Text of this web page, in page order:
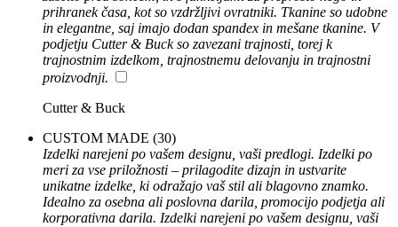
prihranek časa, kot so vzdržljivi ovratniki. Tkanine so udobne
in elegantne, saj imajo dodan spandex in mešane tkanine. V
podjetju Cutter & Buck so zavezani trajnosti, torej k
trajnostnim izdelkom, trajnostnemu delovanju in trajnostni
proizvodnji.
Cutter & Buck
CUSTOM MADE (30)
Izdelki narejeni po vašem designu, vaši predlogi. Izdelki po
meri za vse priložnosti – prilagodite dizajn in ustvarite
unikatne izdelke, ki odražajo vaš stil ali blagovno znamko.
Idealno za osebna ali poslovna darila, promocijo podjetja ali
korporativna darila. Izdelki narejeni po vašem designu, vaši